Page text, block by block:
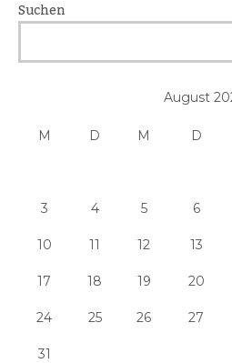
Suchen
August
M D M D
3 4 5 6
10 11 12 13
17 18 19 20
24 25 26 27
31